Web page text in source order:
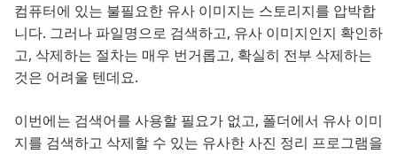
컴퓨터에 있는 불필요한 유사 이미지는 스토리지를 압박합
니다. 그러나 파일명으로 검색하고, 유사 이미지인지 확인하
고, 삭제하는 절차는 매우 번거롭고, 확실히 전부 삭제하는
것은 어려울 텐데요.
이번에는 검색어를 사용할 필요가 없고, 폴더에서 유사 이미
지를 검색하고 삭제할 수 있는 유사한 사진 정리 프로그램을